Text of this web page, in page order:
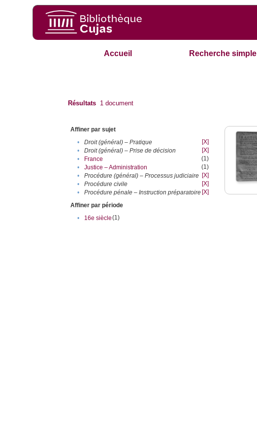
Accueil Recherche simple
Résultats 1 document
Affiner par sujet
•
Droit (général) – Pratique
[X]
•
Droit (général) – Prise de décision
[X]
•
France
(1)
•
Justice – Administration
(1)
•
Procédure (général) – Processus judiciaire [X]
•
Procédure civile
[X]
•
Procédure pénale – Instruction préparatoire [X]
Affiner par période
•
16e siècle(1)